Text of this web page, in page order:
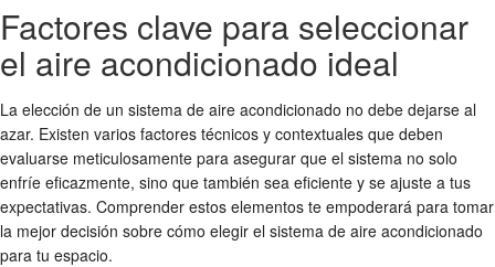
Factores clave para seleccionar
el aire acondicionado ideal
La elección de un sistema de aire acondicionado no debe dejarse al
azar. Existen varios factores técnicos y contextuales que deben
evaluarse meticulosamente para asegurar que el sistema no solo
enfríe eficazmente, sino que también sea eficiente y se ajuste a tus
expectativas. Comprender estos elementos te empoderará para tomar
la mejor decisión sobre cómo elegir el sistema de aire acondicionado
para tu espacio.